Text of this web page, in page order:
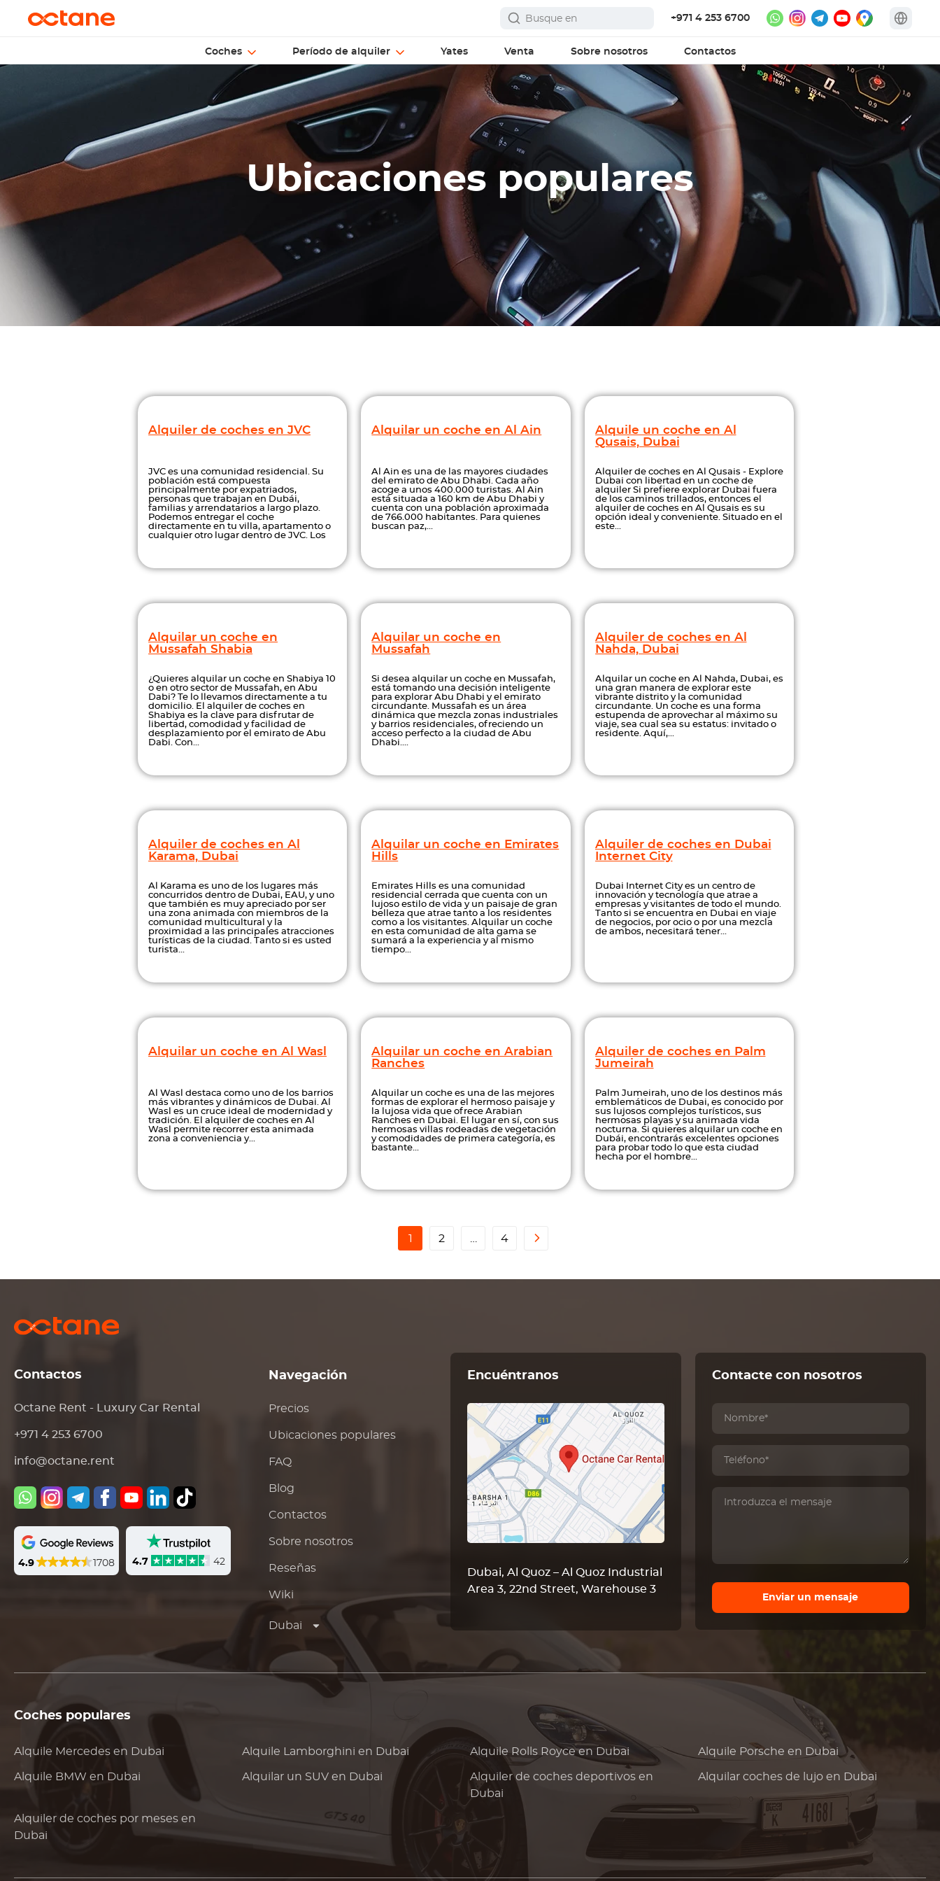
+971 4 253 6700
Coches Período de alquiler Yates Venta Sobre nosotros Contactos
Ubicaciones populares
Alquiler de coches en JVC
JVC es una comunidad residencial. Su
población está compuesta
principalmente por expatriados,
personas que trabajan en Dubái,
familias y arrendatarios a largo plazo.
Podemos entregar el coche
directamente en tu villa, apartamento o
cualquier otro lugar dentro de JVC. Los
Alquilar un coche en Al Ain
Al Ain es una de las mayores ciudades
del emirato de Abu Dhabi. Cada año
acoge a unos 400.000 turistas. Al Ain
está situada a 160 km de Abu Dhabi y
cuenta con una población aproximada
de 766.000 habitantes. Para quienes
buscan paz,...
Alquile un coche en Al
Qusais, Dubai
Alquiler de coches en Al Qusais - Explore
Dubai con libertad en un coche de
alquiler Si prefiere explorar Dubai fuera
de los caminos trillados, entonces el
alquiler de coches en Al Qusais es su
opción ideal y conveniente. Situado en el
este...
Alquilar un coche en
Mussafah Shabia
¿Quieres alquilar un coche en Shabiya 10
o en otro sector de Mussafah, en Abu
Dabi? Te lo llevamos directamente a tu
domicilio. El alquiler de coches en
Shabiya es la clave para disfrutar de
libertad, comodidad y facilidad de
desplazamiento por el emirato de Abu
Dabi. Con...
Alquilar un coche en
Mussafah
Si desea alquilar un coche en Mussafah,
está tomando una decisión inteligente
para explorar Abu Dhabi y el emirato
circundante. Mussafah es un área
dinámica que mezcla zonas industriales
y barrios residenciales, ofreciendo un
acceso perfecto a la ciudad de Abu
Dhabi....
Alquiler de coches en Al
Nahda, Dubai
Alquilar un coche en Al Nahda, Dubai, es
una gran manera de explorar este
vibrante distrito y la comunidad
circundante. Un coche es una forma
estupenda de aprovechar al máximo su
viaje, sea cual sea su estatus: invitado o
residente. Aquí,...
Alquiler de coches en Al
Karama, Dubai
Al Karama es uno de los lugares más
concurridos dentro de Dubai, EAU, y uno
que también es muy apreciado por ser
una zona animada con miembros de la
comunidad multicultural y la
proximidad a las principales atracciones
turísticas de la ciudad. Tanto si es usted
turista...
Alquilar un coche en Emirates
Hills
Emirates Hills es una comunidad
residencial cerrada que cuenta con un
lujoso estilo de vida y un paisaje de gran
belleza que atrae tanto a los residentes
como a los visitantes. Alquilar un coche
en esta comunidad de alta gama se
sumará a la experiencia y al mismo
tiempo...
Alquiler de coches en Dubai
Internet City
Dubai Internet City es un centro de
innovación y tecnología que atrae a
empresas y visitantes de todo el mundo.
Tanto si se encuentra en Dubai en viaje
de negocios, por ocio o por una mezcla
de ambos, necesitará tener...
Alquilar un coche en Al Wasl
Al Wasl destaca como uno de los barrios
más vibrantes y dinámicos de Dubai. Al
Wasl es un cruce ideal de modernidad y
tradición. El alquiler de coches en Al
Wasl permite recorrer esta animada
zona a conveniencia y...
Alquilar un coche en Arabian
Ranches
Alquilar un coche es una de las mejores
formas de explorar el hermoso paisaje y
la lujosa vida que ofrece Arabian
Ranches en Dubai. El lugar en sí, con sus
hermosas villas rodeadas de vegetación
y comodidades de primera categoría, es
bastante...
Alquiler de coches en Palm
Jumeirah
Palm Jumeirah, uno de los destinos más
emblemáticos de Dubai, es conocido por
sus lujosos complejos turísticos, sus
hermosas playas y su animada vida
nocturna. Si quieres alquilar un coche en
Dubái, encontrarás excelentes opciones
para probar todo lo que esta ciudad
hecha por el hombre...
1 2 4
Contactos
Octane Rent - Luxury Car Rental
+971 4 253 6700
info@octane.rent
4.9 1708 4.7 42
Navegación
Precios
Ubicaciones populares
FAQ
Blog
Contactos
Sobre nosotros
Reseñas
Wiki
Dubai
Encuéntranos
Dubai, Al Quoz – Al Quoz Industrial
Area 3, 22nd Street, Warehouse 3
Contacte con nosotros
Enviar un mensaje
Coches populares
Alquile Mercedes en Dubai Alquile Lamborghini en Dubai Alquile Rolls Royceen Dubai Alquile Porsche en Dubai
Alquile BMW en Dubai Alquilar un SUV en Dubai
Alquiler de coches deportivos en
Dubai
Alquilar coches de lujo en Dubai
Alquiler de coches por meses en
Dubai